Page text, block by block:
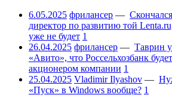
6.05.2025 фрилансер —
директор по развитию той
уже не будет 1
26.04.2025 фрилансер — Таврин
«Авито», что Россельхозбанк
акционером компании 1
25.04.2025 Vladimir Ilyashov —
«Пуск» в Windows вообще? 1